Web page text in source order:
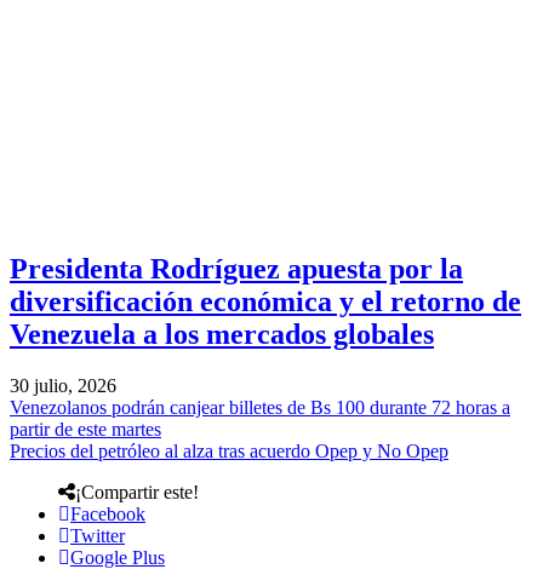
Presidenta Rodríguez apuesta por la
diversificación económica y el retorno de
Venezuela a los mercados globales
30 julio, 2026
Venezolanos podrán canjear billetes de Bs 100 durante 72 horas a
partir de este martes
Precios del petróleo al alza tras acuerdo Opep y No Opep
¡Compartir este!
Facebook
Twitter
Google Plus